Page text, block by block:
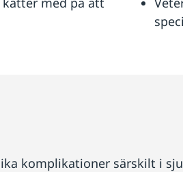
komplikationer särskilt i